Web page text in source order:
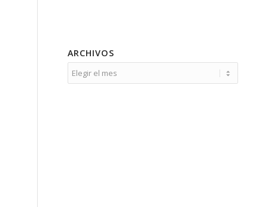
ARCHIVOS